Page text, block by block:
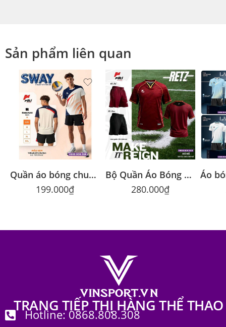
Sản phẩm liên quan
Quần áo bóng chuyền Riki Sway chính hãng, thấm hút tốt
199.000₫
Bộ Quần Áo Bóng Đá Riki RETZ Chính Hãng Trung Cấp
280.000₫
TRANG TIẾP THỊ HÀNG THỂ THAO
Hotline: 0868.808.308